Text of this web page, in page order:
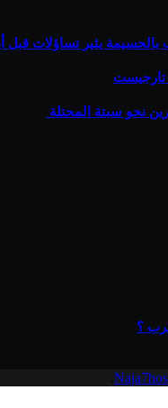
يثير تساؤلات قبل
تارجيست
نحو سبتة المحتلة
؟